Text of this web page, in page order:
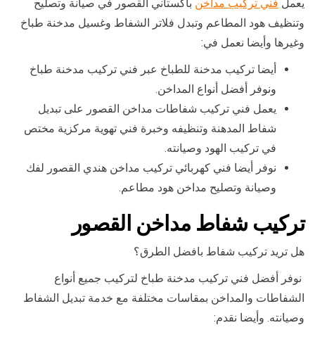
يعمل فني تركيب مداخن باكستاني القصور في صيانة وتصليح
وتنظيف هود المطاعم وتبدل فلاتر الشفاط وغسيل مدخنة طباخ
وغيرها وأيضا نعمل في:
أيضا تركيب مدخنة للطباخ عبر فني تركيب مدخنة طباخ
ونوفر أفضل أنواع المداخن.
يعمل فني تركيب شفاطات مداخن القصور على تبديل
شفاط المدهنة وتنظيفه وخبرة فني تهوية مركزية مختص
في تركيب الهود وصيانته.
نوفر أيضا فني كهربائي تركيب مداخن هندي القصور لفك
وصيانة وتصليح مداخن هود مطاعم.
تركيب شفاط مداخن القصور
هل تريد تركيب شفاط بافضل الطرق؟
نوفر أفضل فني تركيب مدخنة طباخ لتركيب جميع أنواع
الشفاطات والمداخن بمقاسات مختلفة مع خدمة تبديل الشفاط
وصيانته. وأيضا نقدم: